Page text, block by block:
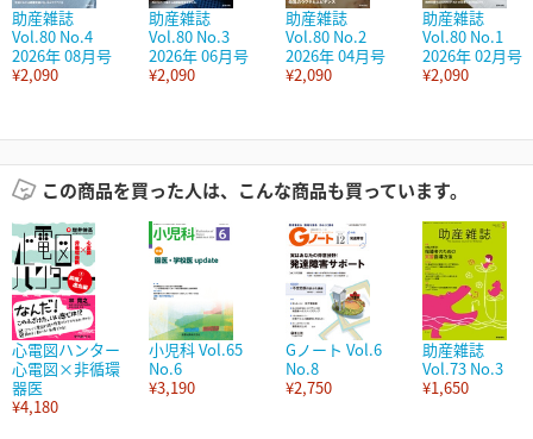
助産雑誌
Vol.80 No.4
2026年 08月号
¥2,090
助産雑誌
Vol.80 No.3
2026年 06月号
¥2,090
助産雑誌
Vol.80 No.2
2026年 04月号
¥2,090
助産雑誌
Vol.80 No.1
2026年 02月号
¥2,090
この商品を買った人は、こんな商品も買っています。
心電図ハンター
心電図×非循環
器医
¥4,180
小児科 Vol.65
No.6
¥3,190
Gノート Vol.6
No.8
¥2,750
助産雑誌
Vol.73 No.3
¥1,650